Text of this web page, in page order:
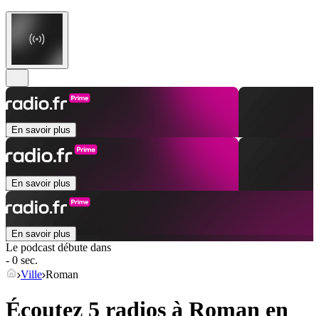
En savoir plus
En savoir plus
En savoir plus
Le podcast débute dans
- 0 sec.
Ville Roman
Écoutez 5 radios à Roman en